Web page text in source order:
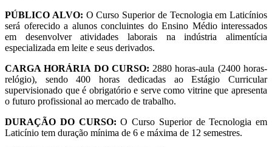
PÚBLICO ALVO: O Curso Superior de Tecnologia em Laticínios
será oferecido a alunos concluintes do Ensino Médio interessados
em desenvolver atividades laborais na indústria alimentícia
especializada em leite e seus derivados.
CARGA HORÁRIA DO CURSO: 2880 horas-aula (2400 horas-
relógio), sendo 400 horas dedicadas ao Estágio Curricular
supervisionado que é obrigatório e serve como vitrine que apresenta
o futuro profissional ao mercado de trabalho.
DURAÇÃO DO CURSO: O Curso Superior de Tecnologia em
Laticínio tem duração mínima de 6 e máxima de 12 semestres.